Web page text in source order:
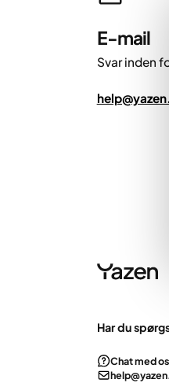
E-mail
Svar inden
Har du
Chat med os